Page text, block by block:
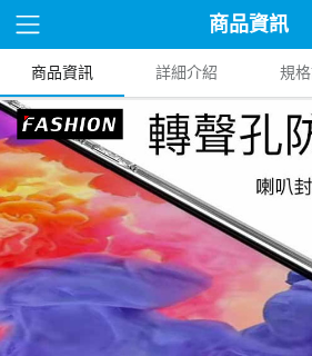
商品資訊
商品資訊 詳細介紹 規